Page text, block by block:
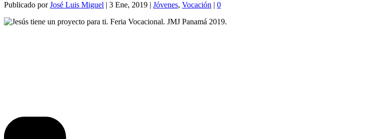
Publicado porJosé Luis Miguel | 3 Ene, 2019 | Jóvenes, Vocación | 0